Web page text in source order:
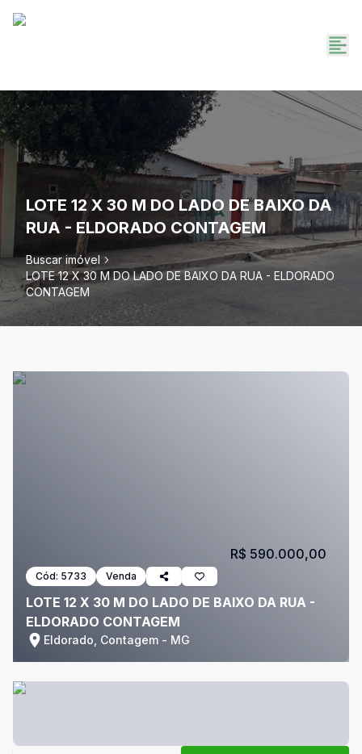
LOTE 12 X 30 M DO LADO DE BAIXO DA
RUA - ELDORADO CONTAGEM
Buscar imóvel
LOTE 12 X 30 M DO LADO DE BAIXO DA RUA - ELDORADO
CONTAGEM
Cód: 5733 Venda
LOTE 12 X 30 M DO LADO DE BAIXO DA RUA -
ELDORADO CONTAGEM
Eldorado, Contagem - MG
R$ 590.000,00